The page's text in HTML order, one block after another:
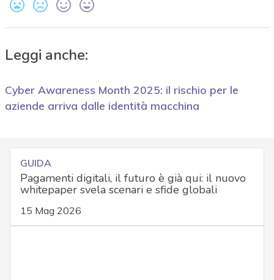
Leggi anche:
Cyber Awareness Month 2025: il rischio per le
aziende arriva dalle identità macchina
GUIDA
Pagamenti digitali, il futuro è già qui: il nuovo
whitepaper svela scenari e sfide globali
15 Mag 2026